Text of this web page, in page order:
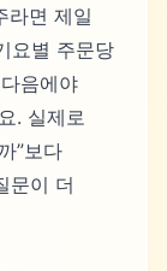
라면 제일
요별 주문당
음에야
. 실제로
”보다
문이 더